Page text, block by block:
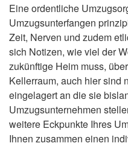
Eine ordentliche
Umzugsunterfangen
Zeit, Nerven und zudem
sich Notizen, wie viel der
zukünftige Heim muss,
Kellerraum, auch hier sind
eingelagert an die sie
Umzugsunternehmen
weitere Eckpunkte Ihres
Ihnen zusammen einen